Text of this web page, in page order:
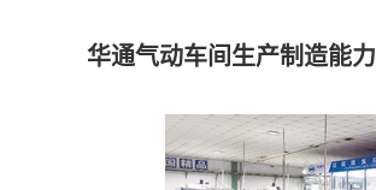
华通气动车间生产制造能力